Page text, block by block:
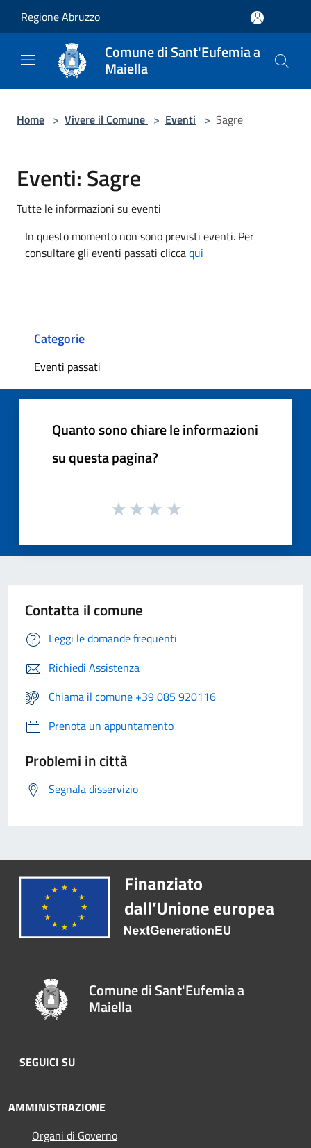
Regione Abruzzo
Comune di Sant'Eufemia a
Maiella
Home > Vivere il Comune > Eventi > Sagre
Eventi: Sagre
Tutte le informazioni su eventi
In questo momento non sono previsti eventi. Per
consultare gli eventi passati cliccaqui
Categorie
Eventi passati
Quanto sono chiare le informazioni
su questa pagina?
Contatta il comune
Leggi le domande frequenti
Richiedi Assistenza
Chiama il comune +39 085 920116
Prenota un appuntamento
Problemi in città
Segnala disservizio
Comune di Sant'Eufemia a
Maiella
SEGUICI SU
AMMINISTRAZIONE
Organi di Governo